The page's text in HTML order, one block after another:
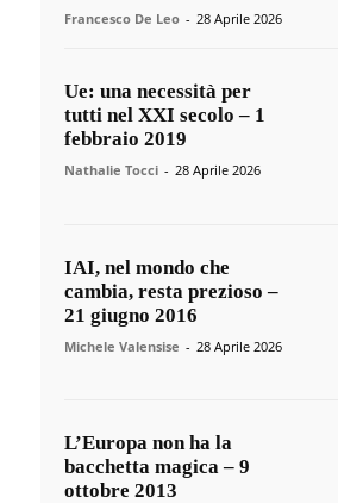
Francesco De Leo - 28 Aprile 2026
Ue: una necessità per
tutti nel XXI secolo – 1
febbraio 2019
Nathalie Tocci - 28 Aprile 2026
IAI, nel mondo che
cambia, resta prezioso –
21 giugno 2016
Michele Valensise - 28 Aprile 2026
L’Europa non ha la
bacchetta magica – 9
ottobre 2013